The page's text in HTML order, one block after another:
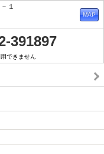
１
391897
できません